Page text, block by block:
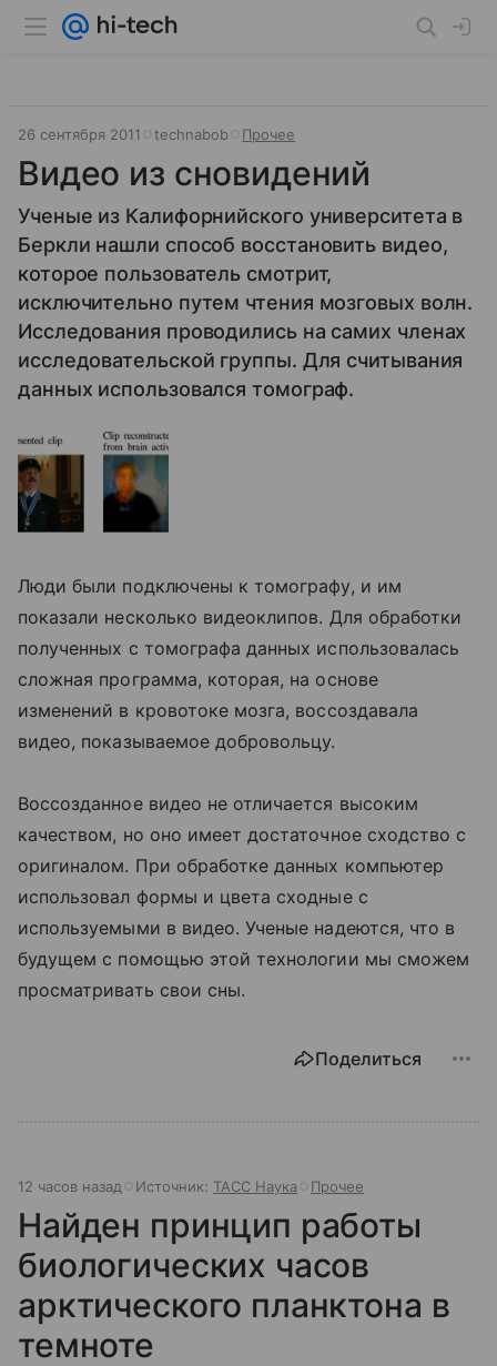
26 сентября 2011 technabob Прочее
Видео из сновидений
Ученые из Калифорнийского университета в
Беркли нашли способ восстановить видео,
которое пользователь смотрит,
исключительно путем чтения мозговых волн.
Исследования проводились на самих членах
исследовательской группы. Для считывания
данных использовался томограф.
Люди были подключены к томографу, и им
показали несколько видеоклипов. Для обработки
полученных с томографа данных использовалась
сложная программа, которая, на основе
изменений в кровотоке мозга, воссоздавала
видео, показываемое добровольцу.
Воссозданное видео не отличается высоким
качеством, но оно имеет достаточное сходство с
оригиналом. При обработке данных компьютер
использовал формы и цвета сходные с
используемыми в видео. Ученые надеются, что в
будущем с помощью этой технологии мы сможем
просматривать свои сны.
Поделиться
12 часов назад Источник: ТАСС Наука Прочее
Найден принцип работы
биологических часов
арктического планктона в
темноте